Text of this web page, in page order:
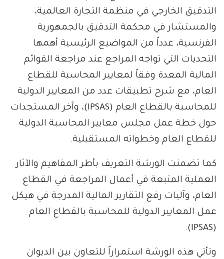
التدقيق الخارجي في منظمة التجارة العالمية،
والمستشار في محكمة التدقيق بالجمهورية
الفرنسية، عدداً من المواضيع الرئيسية أهمها
التحديات التي تواجه المراجع عند مراجعة القوائم
المالية المعدة وفقاً لمعايير المحاسبة للقطاع
العام، مع شرح تطبيقات عدد من المعايير الدولية
للمحاسبة بالقطاع العام (IPSAS)، وآخر المستجدات
حول خطة عمل مجلس معايير المحاسبة الدولية
للقطاع العام وخطواته المستقبلية.
كما تضمنت الورشة التعريف بأطر المفاهيم والآثار
العملية المتبعة في أعمال المراجعة في القطاع
العام، وآليات رفع التقارير المالية المدرجة في هيكل
عمل المعايير الدولية للمحاسبة بالقطاع العام
(IPSAS).
وتأتي هذه الورشة استمراراً للتعاون بين الديوان